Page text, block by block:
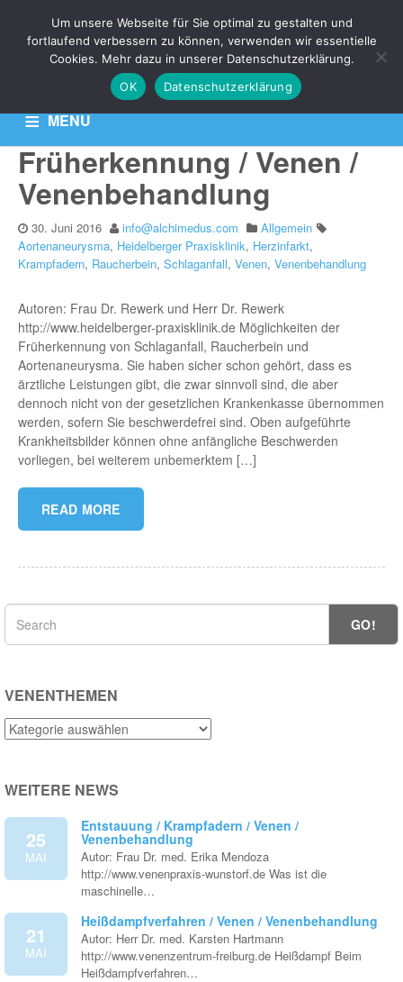
MENU
HOME KONTAKT DATENSCHUTZERKLÄRUNG
THEMA: SCHLAGANFALL
Aktuelle News zu Ihren Venen-Themen: Krampfadern,
Besenreiser & Co
Früherkennung / Venen /
Venenbehandlung
30. Juni 2016 info@alchimedus.com
Allgemein
Aortenaneurysma, Heidelberger Praxisklinik, Herzinfarkt,
Krampfadern, Raucherbein, Schlaganfall, Venen, Venenbehandlung
Autoren: Frau Dr. Rewerk und Herr Dr. Rewerk
http://www.heidelberger-praxisklinik.de Möglichkeiten der
Früherkennung von Schlaganfall, Raucherbein und
Aortenaneurysma. Sie haben sicher schon gehört, dass es
ärztliche Leistungen gibt, die zwar sinnvoll sind, die aber
dennoch nicht von der gesetzlichen Krankenkasse übernommen
werden, sofern Sie beschwerdefrei sind. Oben aufgeführte
Krankheitsbilder können ohne anfängliche Beschwerden
vorliegen, bei weiterem unbemerktem […]
READ MORE
GO!
VENENTHEMEN
Venenthemen
WEITERE NEWS
25
MAI
Entstauung / Krampfadern / Venen /
Venenbehandlung
Autor: Frau Dr. med. Erika Mendoza
http://www.venenpraxis-wunstorf.de Was ist die
maschinelle…
21
MAI
Heißdampfverfahren / Venen / Venenbehandlung
Autor: Herr Dr. med. Karsten Hartmann
http://www.venenzentrum-freiburg.de Heißdampf Beim
Heißdampfverfahren…
Um unsere Webseite für Sie optimal zu gestalten und
fortlaufend verbessern zu können, verwenden wir essentielle
Cookies. Mehr dazu in unserer Datenschutzerklärung.
OK
Datenschutzerklärung